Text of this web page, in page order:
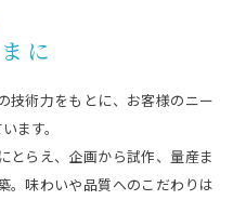
に
技術力をもとに、お客様のニー
ます。
とらえ、企画から試作、量産ま
。味わいや品質へのこだわりは